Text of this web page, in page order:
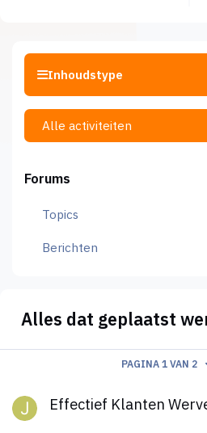
Inhoudstype
Alle activiteiten
Forums
Topics
Berichten
Alles dat geplaatst
PAGINA 1 VAN 2
Effectief Klanten